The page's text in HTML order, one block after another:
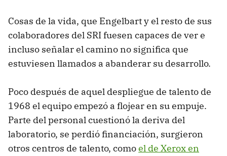
Cosas de la vida, que Engelbart y el resto de sus
colaboradores del SRI fuesen capaces de ver e
incluso señalar el camino no significa que
estuviesen llamados a abanderar su desarrollo.
Poco después de aquel despliegue de talento de
1968 el equipo empezó a flojear en su empuje.
Parte del personal cuestionó la deriva del
laboratorio, se perdió financiación, surgieron
otros centros de talento, comoel de Xerox en